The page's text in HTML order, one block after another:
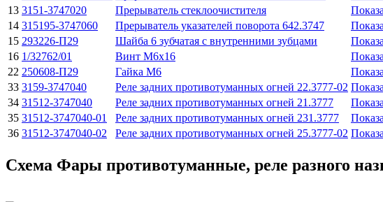
13 3151-3747020 Прерыватель стеклоочистителя
14 315195-3747060 Прерыватель указателей поворота 642.3747
15 293226-П29 Шайба 6 зубчатая с внутренними зубцами
16 1/32762/01 Винт М6х16
22 250608-П29 Гайка М6
33 3159-3747040 Реле задних противотуманных огней 22.3777-02
34 31512-3747040 Реле задних противотуманных огней 21.3777
35 31512-3747040-01 Реле задних противотуманных огней 231.3777
36 31512-3747040-02 Реле задних противотуманных огней 25.3777-02
Схема Фары противотуманные, реле разного